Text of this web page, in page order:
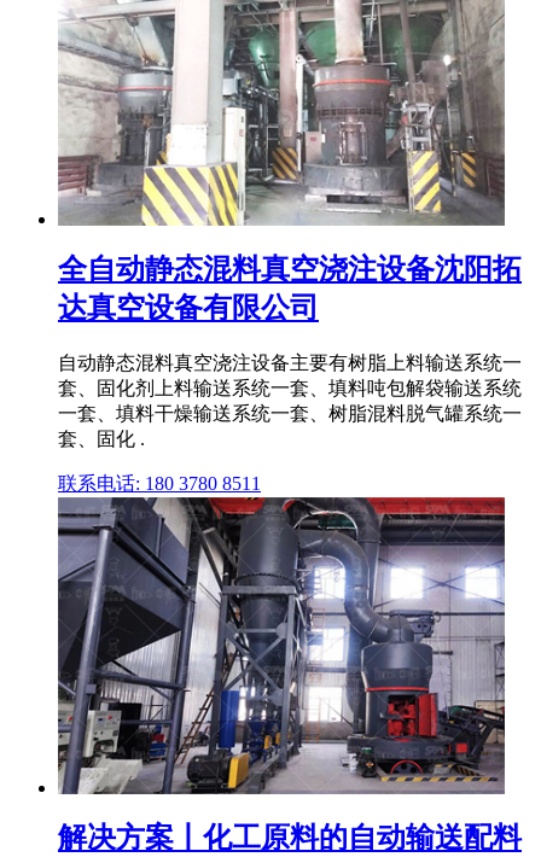
全自动静态混料真空浇注设备沈阳拓
达真空设备有限公司
自动静态混料真空浇注设备主要有树脂上料输送系统一
套、固化剂上料输送系统一套、填料吨包解袋输送系统
一套、填料干燥输送系统一套、树脂混料脱气罐系统一
套、固化 .
联系电话: 180 3780 8511
解决方案丨化工原料的自动输送配料